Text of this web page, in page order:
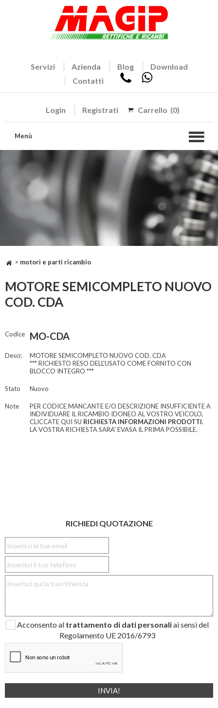
Servizi Azienda Blog
Download
Contatti
Login Registrati Carrello (0)
Menù
> motori e parti ricambio
MOTORE SEMICOMPLETO NUOVO
COD. CDA
Codice MO-CDA
Descr.
MOTORE SEMICOMPLETO NUOVO COD. CDA
*** RICHIESTO RESO DELL'USATO COME FORNITO CON
BLOCCO INTEGRO ***
Stato Nuovo
Note
PER CODICE MANCANTE E/O DESCRIZIONE INSUFFICIENTE A
INDIVIDUARE IL RICAMBIO IDONEO AL VOSTRO VEICOLO,
CLICCATE QUI SU RICHIESTA INFORMAZIONI PRODOTTI.
LA VOSTRA RICHIESTA SARA' EVASA IL PRIMA POSSIBILE.
RICHIEDI QUOTAZIONE
Acconsento al trattamento di dati personaliai sensi del
Regolamento UE 2016/6793